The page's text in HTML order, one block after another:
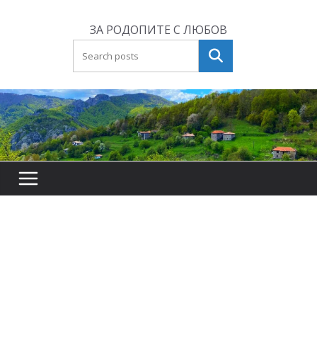
ЗА РОДОПИТЕ С ЛЮБОВ
Търсене